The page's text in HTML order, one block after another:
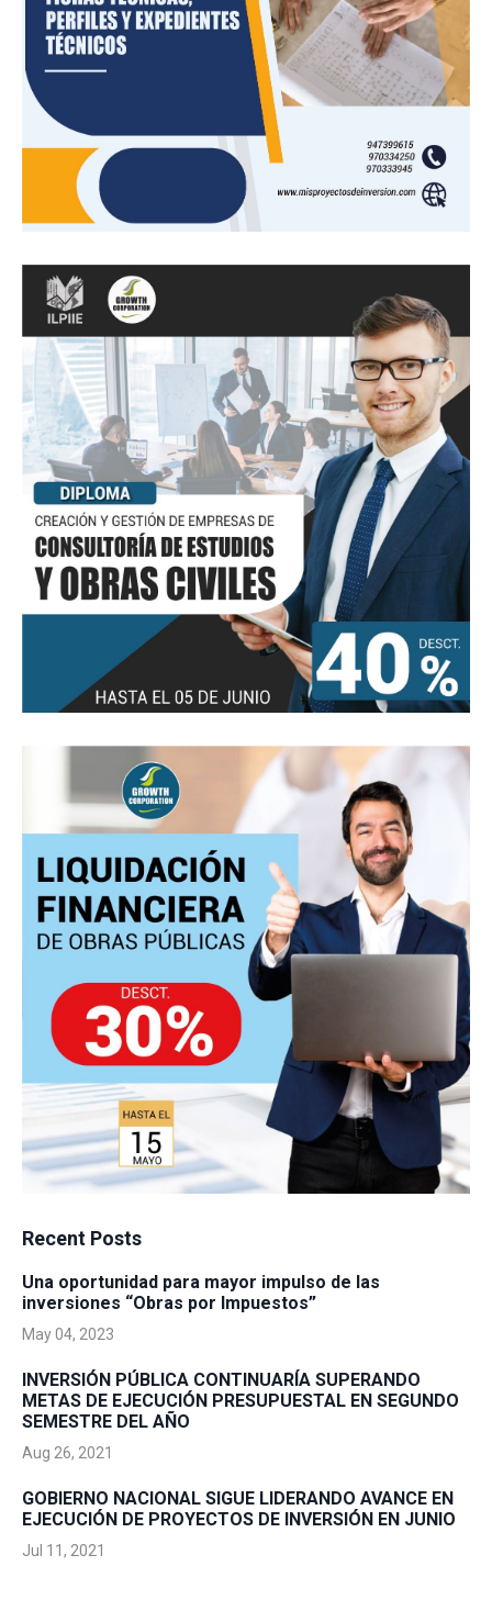
Recent Posts
Una oportunidad para mayor impulso de las
inversiones “Obras por Impuestos”
May 04, 2023
INVERSIÓN PÚBLICA CONTINUARÍA SUPERANDO
METAS DE EJECUCIÓN PRESUPUESTAL EN SEGUNDO
SEMESTRE DEL AÑO
Aug 26, 2021
GOBIERNO NACIONAL SIGUE LIDERANDO AVANCE EN
EJECUCIÓN DE PROYECTOS DE INVERSIÓN EN JUNIO
Jul 11, 2021